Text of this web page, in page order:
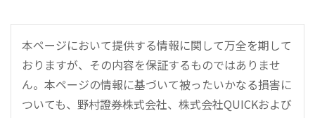
本ページにおいて提供する情報に関して万全を期して
おりますが、その内容を保証するものではありませ
ん。本ページの情報に基づいて被ったいかなる損害に
ついても、野村證券株式会社、株式会社QUICKおよび